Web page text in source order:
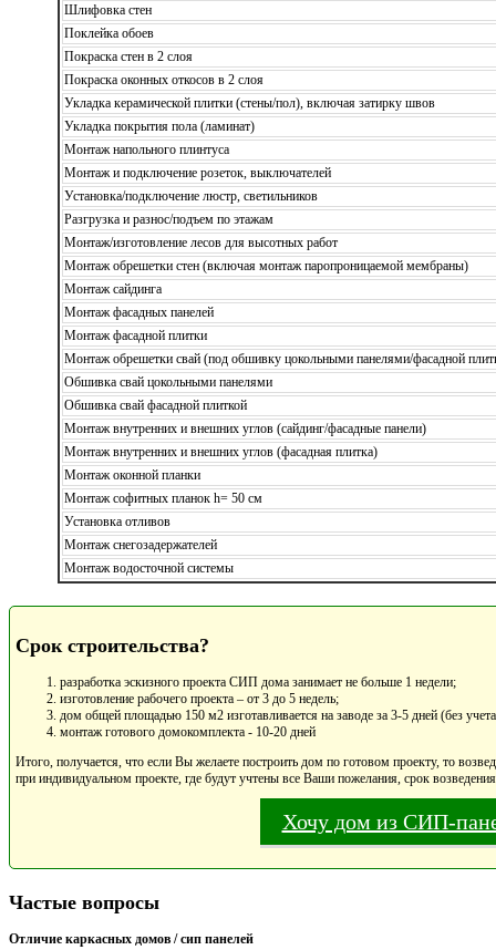
Шлифовка стен
Поклейка обоев
Покраска стен в 2 слоя
Покраска оконных откосов в 2 слоя
Укладка керамической плитки (стены/пол), включая затирку швов
Укладка покрытия пола (ламинат)
Монтаж напольного плинтуса
Монтаж и подключение розеток, выключателей
Установка/подключение люстр, светильников
Разгрузка и разнос/подъем по этажам
Монтаж/изготовление лесов для высотных работ
Монтаж обрешетки стен (включая монтаж паропроницаемой мембраны)
Монтаж сайдинга
Монтаж фасадных панелей
Монтаж фасадной плитки
Монтаж обрешетки свай (под обшивку цокольными панелями/фасадной
Обшивка свай цокольными панелями
Обшивка свай фасадной плиткой
Монтаж внутренних и внешних углов (сайдинг/фасадные панели)
Монтаж внутренних и внешних углов (фасадная плитка)
Монтаж оконной планки
Монтаж софитных планок h= 50 см
Установка отливов
Монтаж снегозадержателей
Монтаж водосточной системы
Срок строительства?
разработка эскизного проекта СИП дома занимает не больше 1 недели;
изготовление рабочего проекта – от 3 до 5 недель;
дом общей площадью 150 м2 изготавливается на заводе за 3-5 дней (без
монтаж готового домокомплекта - 10-20 дней
Итого, получается, что если Вы желаете построить дом по готовом проекту, то
при индивидуальном проекте, где будут учтены все Ваши пожелания, срок
Хочу дом из СИП-
Частые вопросы
Отличие каркасных домов / сип панелей